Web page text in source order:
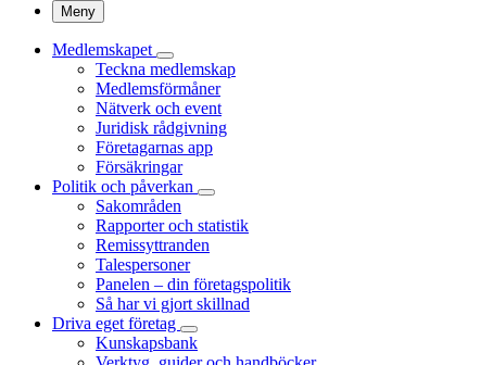
Meny
Medlemskapet
Teckna medlemskap
Medlemsförmåner
Nätverk och event
Juridisk rådgivning
Företagarnas app
Försäkringar
Politik och påverkan
Sakområden
Rapporter och statistik
Remissyttranden
Talespersoner
Panelen – din företagspolitik
Så har vi gjort skillnad
Driva eget företag
Kunskapsbank